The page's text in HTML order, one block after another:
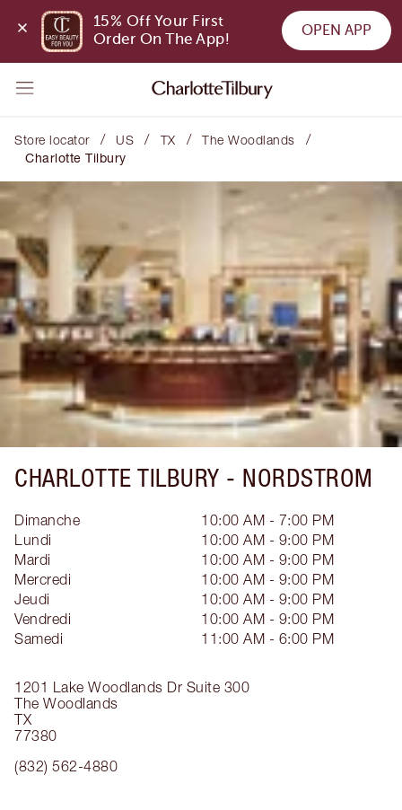
15% Off Your First
Order On The App!
OPEN APP
Store locator / US / TX / The Woodlands /
Charlotte Tilbury
CHARLOTTE TILBURY - NORDSTROM
1201 Lake Woodlands Dr Suite 300
The Woodlands
TX
77380
(832) 562-4880
Dimanche
10:00 AM - 7:00 PM
Lundi
10:00 AM - 9:00 PM
Mardi
10:00 AM - 9:00 PM
Mercredi
10:00 AM - 9:00 PM
Jeudi
10:00 AM - 9:00 PM
Vendredi
10:00 AM - 9:00 PM
Samedi
11:00 AM - 6:00 PM